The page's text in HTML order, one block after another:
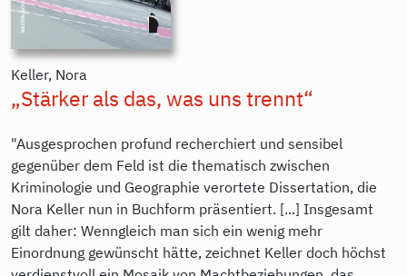
Keller, Nora
„Stärker als das, was uns trennt“
"Ausgesprochen profund recherchiert und sensibel
gegenüber dem Feld ist die thematisch zwischen
Kriminologie und Geographie verortete Dissertation, die
Nora Keller nun in Buchform präsentiert. [...] Insgesamt
gilt daher: Wenngleich man sich ein wenig mehr
Einordnung gewünscht hätte, zeichnet Keller doch höchst